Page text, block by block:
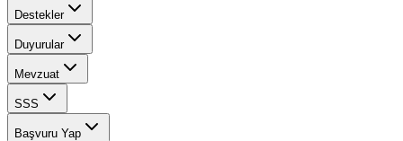
Destekler
Duyurular
Mevzuat
SSS
Başvuru Yap